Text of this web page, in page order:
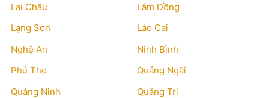
Lai Châu
Lâm Đồng
Lạng Sơn
Lào Cai
Nghệ An
Ninh Bình
Phú Thọ
Quảng Ngãi
Quảng Ninh
Quảng Trị